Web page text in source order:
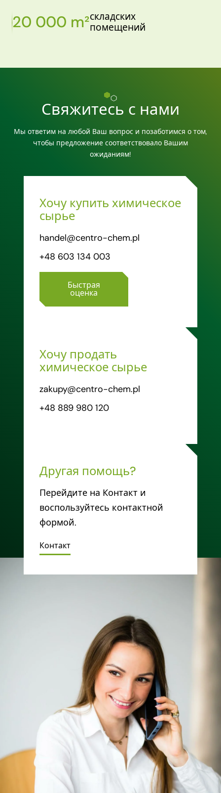
20 000 m²складских
помещений
Свяжитесь с нами
Мы ответим на любой Ваш вопрос и позаботимся о том,
чтобы предложение соответствовало Вашим
ожиданиям!
Хочу купить химическое
сырье
handel@centro-chem.pl
+48 603 134 003
Быстрая
оценка
Хочу продать
химическое сырье
zakupy@centro-chem.pl
+48 889 980 120
Другая помощь?
Перейдите на Контакт и
воспользуйтесь контактной
формой.
Контакт